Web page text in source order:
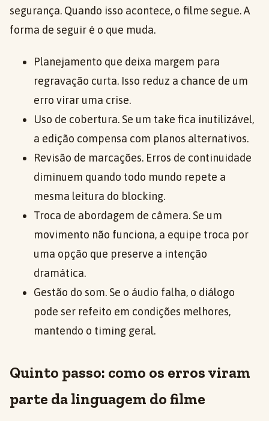
segurança. Quando isso acontece, o filme segue. A
forma de seguir é o que muda.
Planejamento que deixa margem para
regravação curta. Isso reduz a chance de um
erro virar uma crise.
Uso de cobertura. Se um take fica inutilizável,
a edição compensa com planos alternativos.
Revisão de marcações. Erros de continuidade
diminuem quando todo mundo repete a
mesma leitura do blocking.
Troca de abordagem de câmera. Se um
movimento não funciona, a equipe troca por
uma opção que preserve a intenção
dramática.
Gestão do som. Se o áudio falha, o diálogo
pode ser refeito em condições melhores,
mantendo o timing geral.
Quinto passo: como os erros viram
parte da linguagem do filme